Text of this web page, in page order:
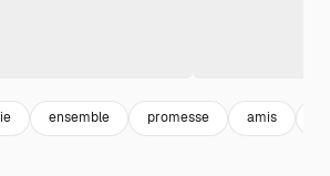
ensemble promesse amis